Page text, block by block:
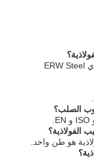
الجواب: اسم العلامة التجارية لأنبوبنا الفولاذي ERW Steel